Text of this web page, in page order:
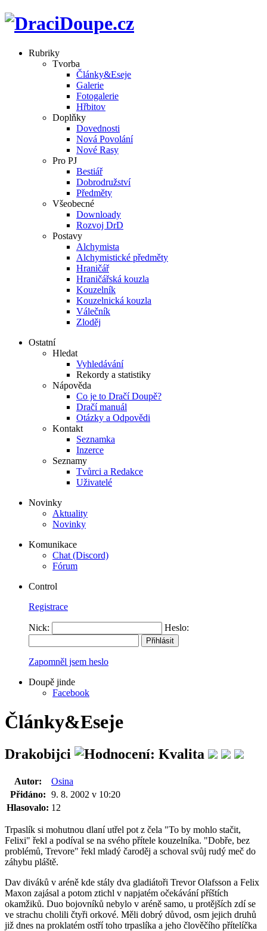
Rubriky
Tvorba
Články&Eseje
Galerie
Fotogalerie
Hřbitov
Doplňky
Dovednosti
Nová Povolání
Nové Rasy
Pro PJ
Bestiář
Dobrodružství
Předměty
Všeobecné
Downloady
Rozvoj DrD
Postavy
Alchymista
Alchymistické předměty
Hraničář
Hraničářská kouzla
Kouzelník
Kouzelnická kouzla
Válečník
Zloděj
Ostatní
Hledat
Vyhledávání
Rekordy a statistiky
Nápověda
Co je to Dračí Doupě?
Dračí manuál
Otázky a Odpovědi
Kontakt
Seznamka
Inzerce
Seznamy
Tvůrci a Redakce
Uživatelé
Novinky
Aktuality
Novinky
Komunikace
Chat (Discord)
Fórum
Control
Registrace
Nick: Heslo:
Zapomněl jsem heslo
Doupě jinde
Facebook
Články&Eseje
Drakobijci
Autor:
Osina
Přidáno: 9. 8. 2002 v 10:20
Hlasovalo: 12
Trpaslík si mohutnou dlaní utřel pot z čela "To by mohlo stačit,
Felixi" řekl a podíval se na svého přítele kouzelníka. "Dobře, bez
problémů, Trevore" řekl mladý čaroděj a schoval svůj rudý meč do
záhybu pláště.
Dav diváků v aréně kde stály dva gladiátoři Trevor Olafsson a Felix
Maxon zajásal a potom ztichl v napjatém očekávání příštích
okamžiků. Duo bojovníků nebylo v aréně samo, u protějších zdí se
ve strachu cholili čtyři orkové. Měli dobrý důvod, osm jejich druhů
již dnes na proklatém ostří toho trpaslíka a jeho člověčího přítelíčka